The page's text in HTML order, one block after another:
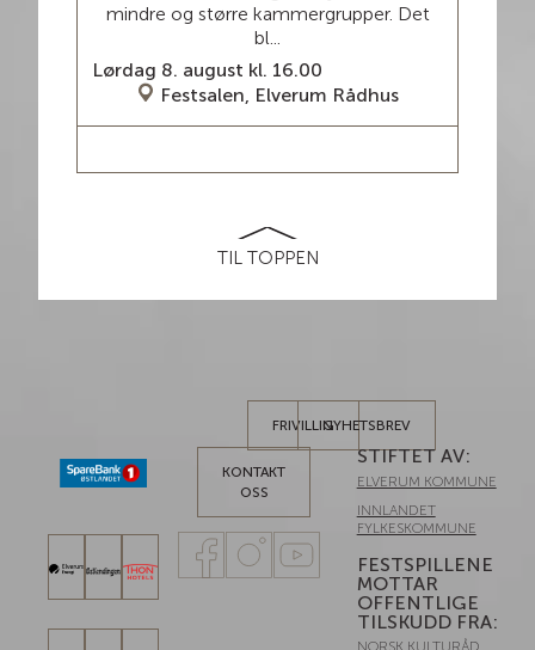
mindre og større kammergrupper. Det
bl...
Lørdag 8. august kl. 16.00
Festsalen, Elverum Rådhus
TIL TOPPEN
KONTAKT
OSS
FRIVILLIGNYHETSBREV
STIFTET AV:
ELVERUM KOMMUNE
INNLANDET
FYLKESKOMMUNE
FESTSPILLENE
MOTTAR
OFFENTLIGE
TILSKUDD FRA: